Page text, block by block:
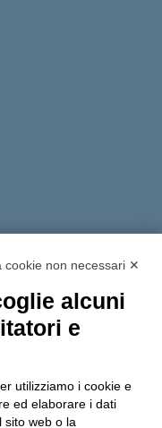
cookie non necessari ✕
alcuni
e
utilizziamo i cookie e
ed elaborare i dati
sito web o la